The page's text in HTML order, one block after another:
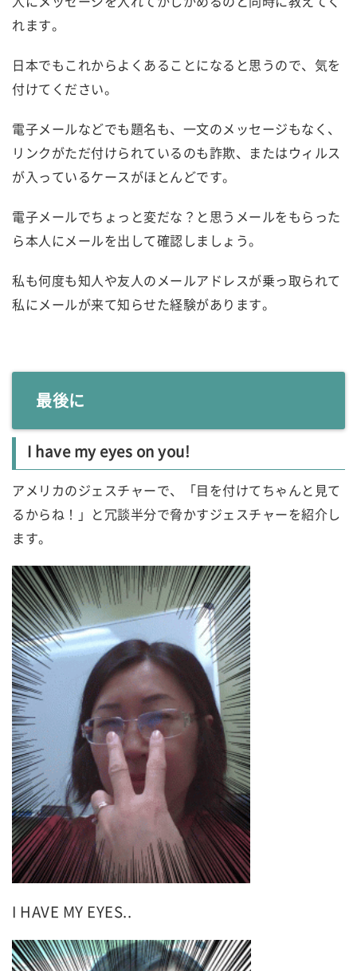
れます。
日本でもこれからよくあることになると思うので、気を
付けてください。
電子メールなどでも題名も、一文のメッセージもなく、
リンクがただ付けられているのも詐欺、またはウィルス
が入っているケースがほとんどです。
電子メールでちょっと変だな？と思うメールをもらった
ら本人にメールを出して確認しましょう。
私も何度も知人や友人のメールアドレスが乗っ取られて
私にメールが来て知らせた経験があります。
最後に
I have my eyes on you!
アメリカのジェスチャーで、「目を付けてちゃんと見て
るからね！」と冗談半分で脅かすジェスチャーを紹介し
ます。
I HAVE MY EYES..